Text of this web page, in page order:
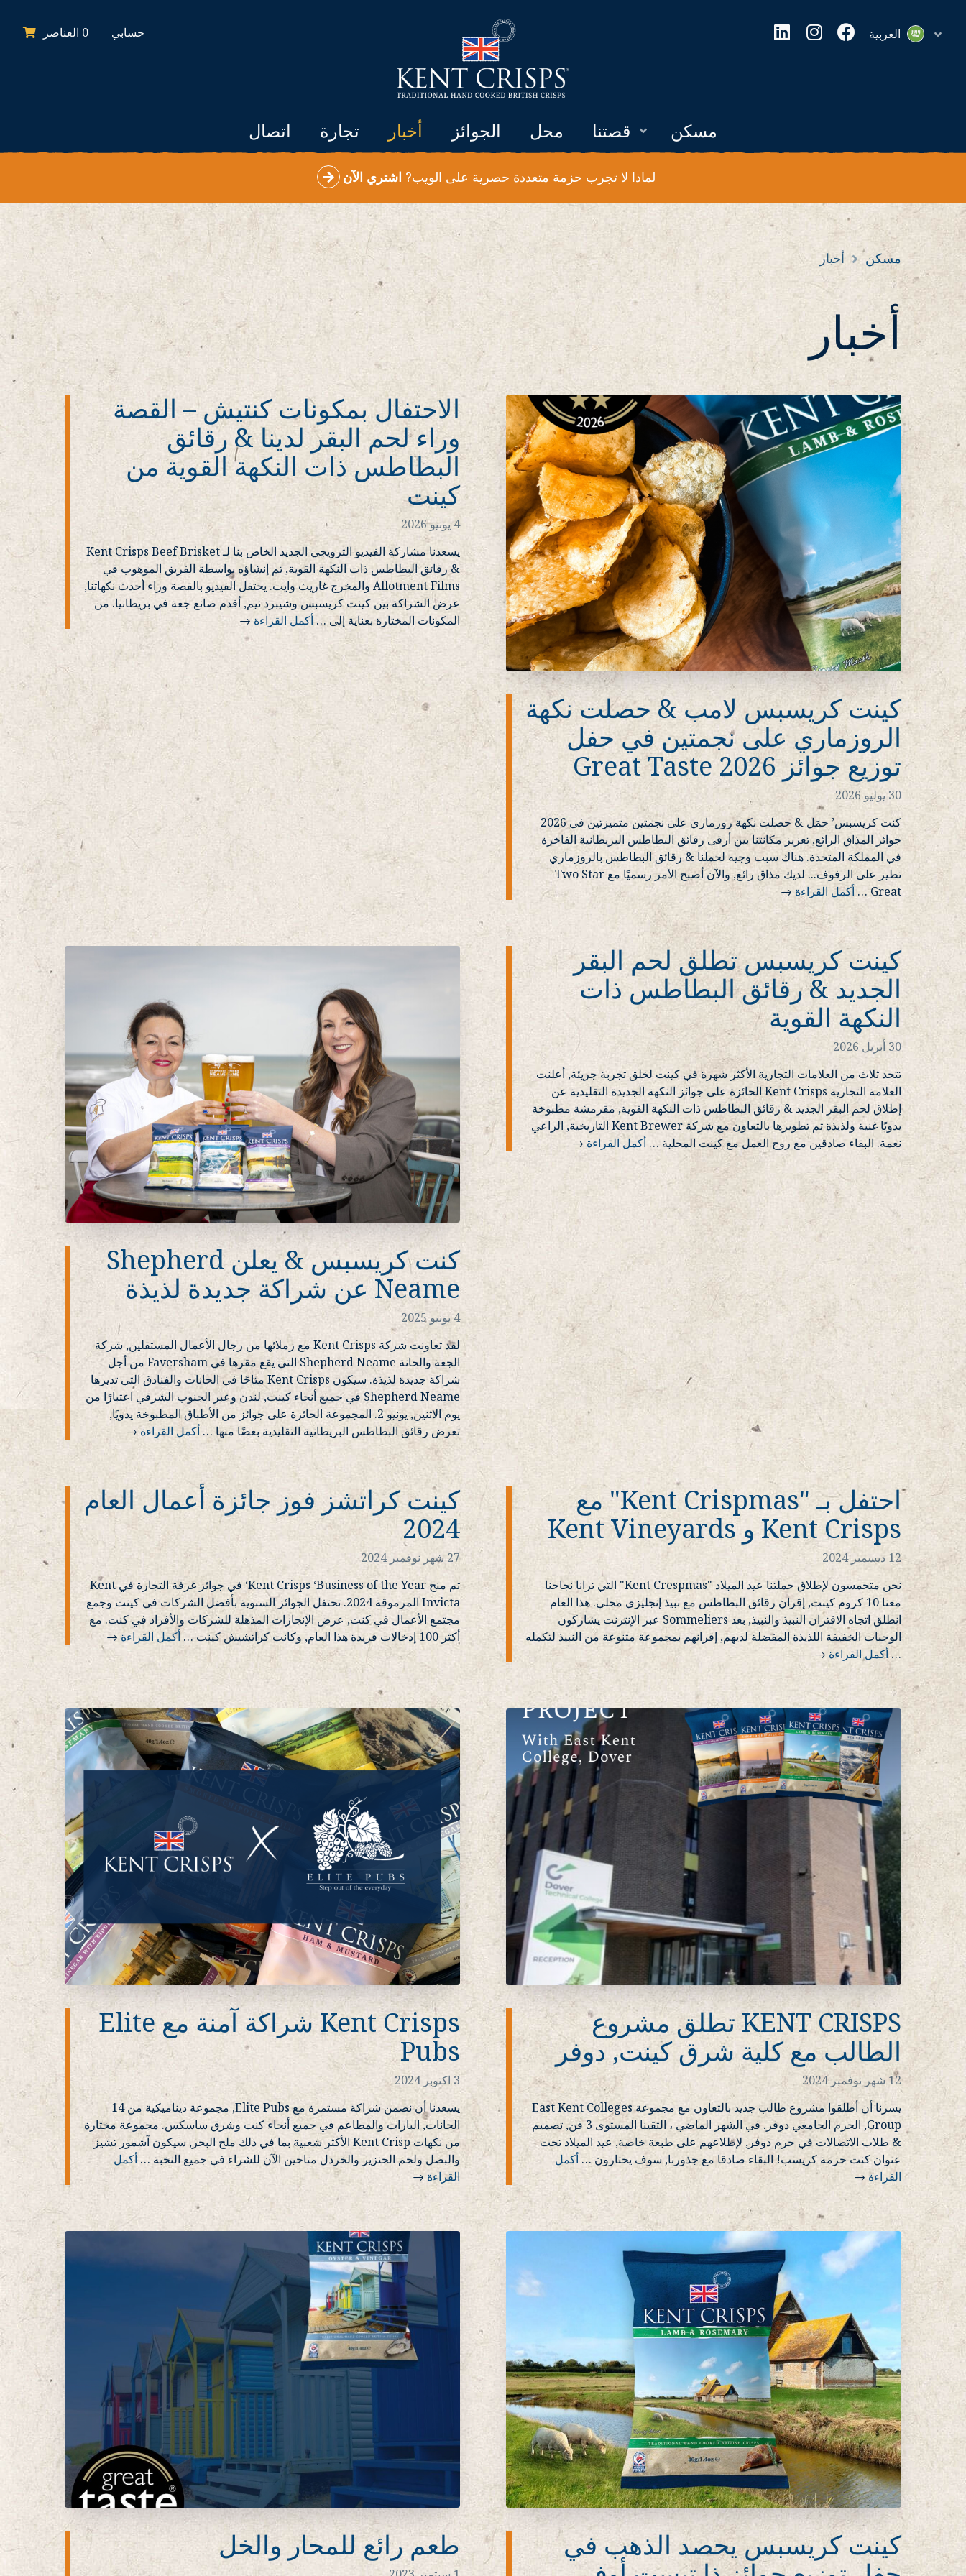
العربية فيسبوكانستغرام حسابي 0 العناصر
مسكن قصتنا محل الجوائز أخبار تجارة اتصال
لماذا لا تجرب حزمة متعددة حصرية على الويب? اشتري الآن
مسكن أخبار
أخبار
كينت كريسبس لامب & حصلت نكهة
الروزماري على نجمتين في حفل
توزيع جوائز Great Taste 2026
30 يوليو 2026
كنت كريسبس’ حمَل & حصلت نكهة روزماري على نجمتين متميزتين في 2026
جوائز المذاق الرائع, تعزيز مكانتنا بين أرقى رقائق البطاطس البريطانية الفاخرة
في المملكة المتحدة. هناك سبب وجيه لحملنا & رقائق البطاطس بالروزماري
تطير على الرفوف... لديك مذاق رائع, والآن أصبح الأمر رسميًا مع Two Star
Great
… أكمل القراءة →
الاحتفال بمكونات كنتيش – القصة
وراء لحم البقر لدينا & رقائق
البطاطس ذات النكهة القوية من
كينت
4 يونيو 2026
يسعدنا مشاركة الفيديو الترويجي الجديد الخاص بنا لـ Kent Crisps Beef Brisket
& رقائق البطاطس ذات النكهة القوية, تم إنشاؤه بواسطة الفريق الموهوب في
Allotment Films والمخرج غاريث وايت. يحتفل الفيديو بالقصة وراء أحدث نكهاتنا,
عرض الشراكة بين كينت كريسبس وشيبرد نيم, أقدم صانع جعة في بريطانيا. من
المكونات المختارة بعناية إلى …أكمل القراءة →
كينت كريسبس تطلق لحم البقر
الجديد & رقائق البطاطس ذات
النكهة القوية
30 أبريل 2026
تتحد ثلاث من العلامات التجارية الأكثر شهرة في كينت لخلق تجربة جريئة, أعلنت
العلامة التجارية Kent Crisps الحائزة على جوائز النكهة الجديدة التقليدية عن
إطلاق لحم البقر الجديد & رقائق البطاطس ذات النكهة القوية, مقرمشة مطبوخة
يدويًا غنية ولذيذة تم تطويرها بالتعاون مع شركة Kent Brewer التاريخية, الراعي
نعمة. البقاء صادقين مع روح العمل مع كينت المحلية … أكمل القراءة →
كنت كريسبس & يعلن Shepherd
Neame عن شراكة جديدة لذيذة
4 يونيو 2025
لقد تعاونت شركة Kent Crisps مع زملائها من رجال الأعمال المستقلين, شركة
الجعة والحانة Shepherd Neame التي يقع مقرها في Faversham من أجل
شراكة جديدة لذيذة. سيكون Kent Crisps متاحًا في الحانات والفنادق التي تديرها
Shepherd Neame في جميع أنحاء كينت, لندن وعبر الجنوب الشرقي اعتبارًا من
يوم الاثنين, يونيو 2. المجموعة الحائزة على جوائز من الأطباق المطبوخة يدويًا,
تعرض رقائق البطاطس البريطانية التقليدية بعضًا منها … أكمل القراءة →
احتفل بـ "Kent Crispmas" مع
Kent Crisps و Kent Vineyards
12 ديسمبر 2024
نحن متحمسون لإطلاق حملتنا عيد الميلاد "Kent Crespmas" التي ترانا نجاحنا
معنا 10 كروم كينت, إقران رقائق البطاطس مع نبيذ إنجليزي محلي. هذا العام
انطلق اتجاه الاقتران النبيذ والنبيذ, بعد Sommeliers عبر الإنترنت يشاركون
الوجبات الخفيفة اللذيذة المفضلة لديهم, إقرانهم بمجموعة متنوعة من النبيذ لتكمله
…أكمل القراءة →
كينت كراتشز فوز جائزة أعمال العام
2024
27 شهر نوفمبر 2024
تم منح Kent Crisps ‘Business of the Year‘ في جوائز غرفة التجارة في Kent
Invicta المرموقة 2024. تحتفل الجوائز السنوية بأفضل الشركات في كينت وجمع
مجتمع الأعمال في كنت, عرض الإنجازات المذهلة للشركات والأفراد في كنت. مع
أكثر 100 إدخالات فريدة هذا العام, وكانت كراتشيش كينت
… أكمل القراءة →
KENT CRISPS تطلق مشروع
الطالب مع كلية شرق كينت, دوفر
12 شهر نوفمبر 2024
يسرنا أن أطلقوا مشروع طالب جديد بالتعاون مع مجموعة East Kent Colleges
Group, الحرم الجامعي دوفر. في الشهر الماضي ، التقينا المستوى 3 فن, تصميم
& طلاب الاتصالات في حرم دوفر, لإطلاعهم على طبعة خاصة, عيد الميلاد تحت
عنوان كنت حزمة كريسب! البقاء صادقا مع جذورنا, سوف يختارون …أكمل
القراءة →
Kent Crisps شراكة آمنة مع Elite
Pubs
3 اكتوبر 2024
يسعدنا أن نضمن شراكة مستمرة مع Elite Pubs, مجموعة ديناميكية من 14
الحانات, البارات والمطاعم في جميع أنحاء كنت وشرق ساسكس. مجموعة مختارة
من نكهات Kent Crisp الأكثر شعبية بما في ذلك ملح البحر, سيكون آشمور تشيز
والبصل ولحم الخنزير والخردل متاحين الآن للشراء في جميع النخبة …أكمل
القراءة →
كينت كريسبس يحصد الذهب في
طعم رائع للمحار والخل